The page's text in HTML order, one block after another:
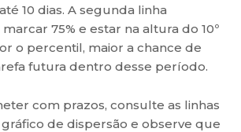
10 dias. A segunda linha
75% e estar na altura do 10º
o percentil, maior a chance de
futura dentro desse período.
com prazos, consulte as linhas
de dispersão e observe que